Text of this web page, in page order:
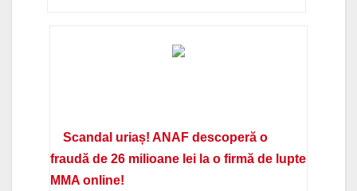
Scandal uriaș! ANAF descoperă o
fraudă de 26 milioane lei la o firmă de lupte
MMA online!